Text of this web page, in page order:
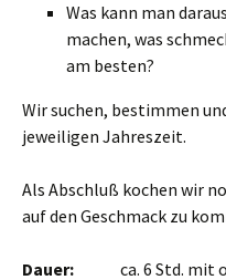
Was kann man daraus
machen, was
am besten?
Wir suchen, bestimmen
jeweiligen Jahreszeit.
Als Abschluß kochen wir
auf den Geschmack zu
Dauer: ca. 6 Std. mit